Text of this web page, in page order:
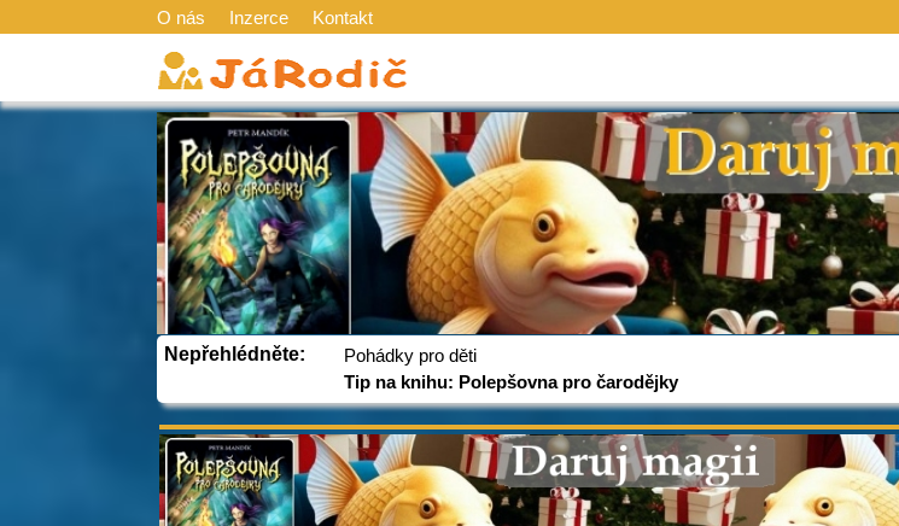
O nás Inzerce Kontakt
Nepřehlédněte:
Pohádky pro děti
Tip na knihu: Polepšovna pro čarodějky